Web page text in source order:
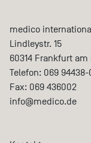
medico
Lindleystr. 15
60314 Frankfurt am
Telefon: 069 94438-
Fax: 069 436002
info@medico.de